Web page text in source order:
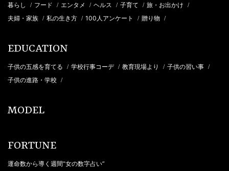
暮らし / フード / エンタメ / ヘルス / 子育て / 旅・お出かけ /
夫婦・家族 / 私の生き方 / 100人アンケート / 贈り物 /
EDUCATION
子供の五感を育てる / 学校行事コーデ / 教育現場より / 子供の習い事 /
子供の進路・学校 /
MODEL
FORTUNE
運命数から導く週間“女の数字占い”